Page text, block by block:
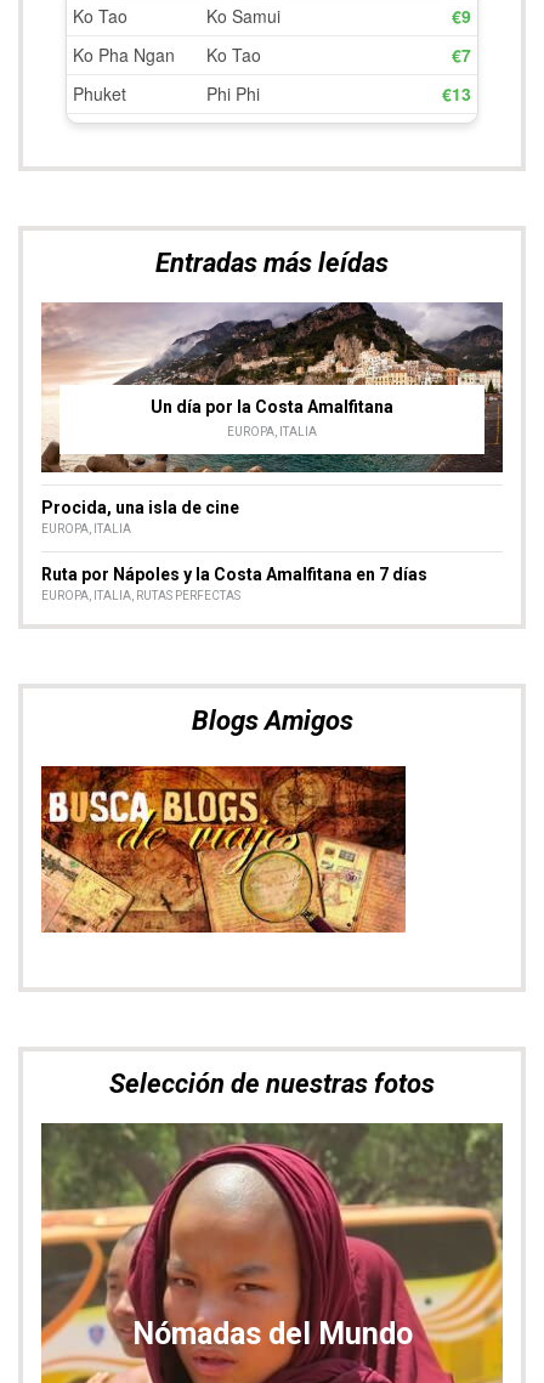
Entradas más leídas
Un día por la Costa Amalfitana
EUROPA ITALIA
Procida, una isla de cine
EUROPA ITALIA
Ruta por Nápoles y la Costa Amalfitana en 7 días
EUROPA ITALIA RUTAS PERFECTAS
Blogs Amigos
Selección de nuestras fotos
Nómadas del Mundo